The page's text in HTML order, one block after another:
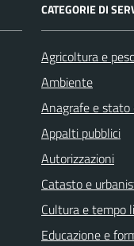
CATEGORIE DI
Agricoltura e
Ambiente
Anagrafe e stato
Appalti pubblici
Autorizzazioni
Catasto e
Cultura e tempo
Educazione e